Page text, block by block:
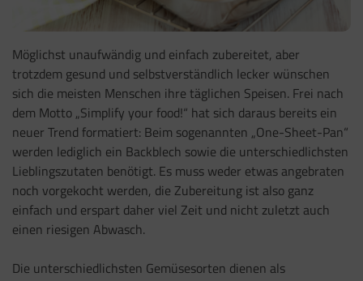
Möglichst unaufwändig und einfach zubereitet, aber
trotzdem gesund und selbstverständlich lecker wünschen
sich die meisten Menschen ihre täglichen Speisen. Frei nach
dem Motto „Simplify your food!“ hat sich daraus bereits ein
neuer Trend formatiert: Beim sogenannten „One-Sheet-Pan“
werden lediglich ein Backblech sowie die unterschiedlichsten
Lieblingszutaten benötigt. Es muss weder etwas angebraten
noch vorgekocht werden, die Zubereitung ist also ganz
einfach und erspart daher viel Zeit und nicht zuletzt auch
einen riesigen Abwasch.
Die unterschiedlichsten Gemüsesorten dienen als